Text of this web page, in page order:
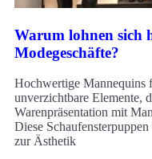
Warum lohnen sich
Modegeschäfte?
Hochwertige Mannequins
unverzichtbare Elemente,
Warenpräsentation mit
Diese
zur Ästhetik